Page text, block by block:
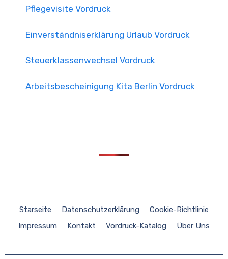
Pflegevisite Vordruck
Einverständniserklärung Urlaub Vordruck
Steuerklassenwechsel Vordruck
Arbeitsbescheinigung Kita Berlin Vordruck
Starseite Datenschutzerklärung
Cookie-Richtlinie
Impressum
Kontakt Vordruck-Katalog Über Uns